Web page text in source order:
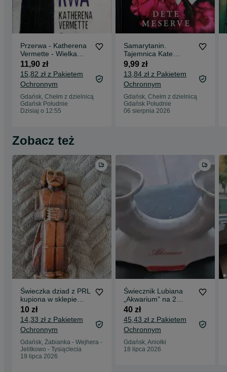
Przerwa - Katherena
Vermette - Wielka
Litera
11,90 zł
15,82 zł z Pakietem
Ochronnym
Gdańsk, Chełm z dzielnicą
Gdańsk Południe
Dzisiaj o 12:55
Samarytanin.
Tajemnica Kate
Bradley - Dete
Meserve
9,99 zł
13,84 zł z Pakietem
Ochronnym
Gdańsk, Chełm z dzielnicą
Gdańsk Południe
06 sierpnia 2026
Zobacz też
Świeczka dziad z PRL
kupiona w sklepie
Cepelia
10 zł
14,33 zł z Pakietem
Ochronnym
Gdańsk, Żabianka - Wejhera -
Jelitkowo - Tysiąclecia
19 lipca 2026
Świecznik Lubiana
„Akwarium” na 2
długie świece PRL
40 zł
45,43 zł z Pakietem
Ochronnym
Gdańsk, Aniołki
18 lipca 2026